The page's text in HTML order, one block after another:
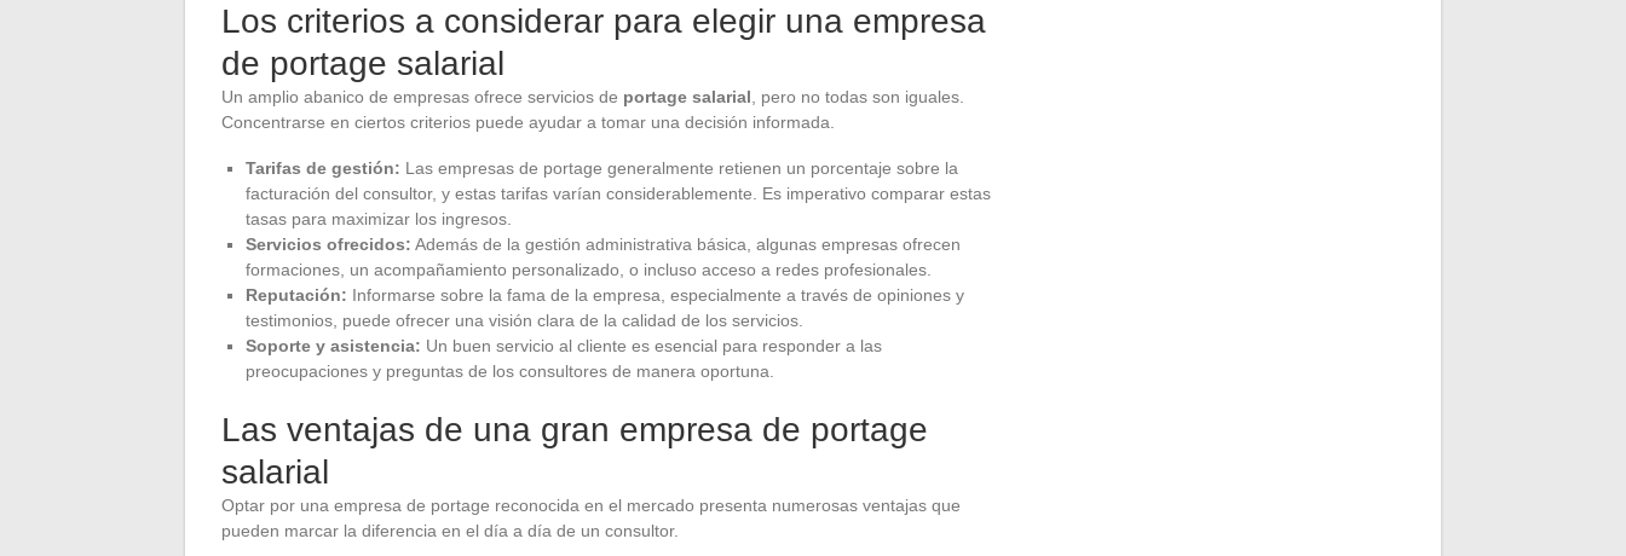
Los criterios a considerar para elegir una empresa
de portage salarial
Un amplio abanico de empresas ofrece servicios de portage salarial , pero no todas son iguales.
Concentrarse en ciertos criterios puede ayudar a tomar una decisión informada.
Tarifas de gestión: Las empresas de portage generalmente retienen un porcentaje sobre la
facturación del consultor, y estas tarifas varían considerablemente. Es imperativo comparar estas
tasas para maximizar los ingresos.
Servicios ofrecidos: Además de la gestión administrativa básica, algunas empresas ofrecen
formaciones, un acompañamiento personalizado, o incluso acceso a redes profesionales.
Reputación: Informarse sobre la fama de la empresa, especialmente a través de opiniones y
testimonios, puede ofrecer una visión clara de la calidad de los servicios.
Soporte y asistencia: Un buen servicio al cliente es esencial para responder a las
preocupaciones y preguntas de los consultores de manera oportuna.
Las ventajas de una gran empresa de portage
salarial
Optar por una empresa de portage reconocida en el mercado presenta numerosas ventajas que
pueden marcar la diferencia en el día a día de un consultor.